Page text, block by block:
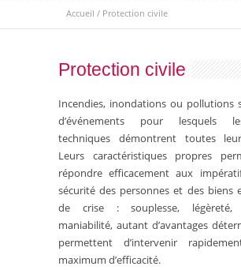
Accueil / Protection civile
Protection civile
Incendies, inondations ou pollutions
d’événements pour lesquels
techniques démontrent toutes
Leurs caractéristiques propres
répondre efficacement aux
sécurité des personnes et des biens
de crise : souplesse, légèreté,
maniabilité, autant d’avantages
permettent d’intervenir
maximum d’efficacité.